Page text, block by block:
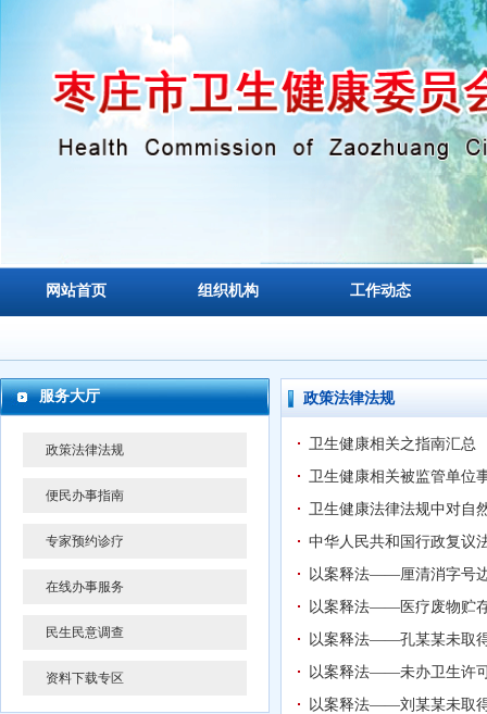
网站首页 组织机构 工作动态
服务大厅
政策法律法规
便民办事指南
专家预约诊疗
在线办事服务
民生民意调查
资料下载专区
政策法律法规
卫生健康相关之指南汇总
卫生健康相关被监管单位
卫生健康法律法规中对自
中华人民共和国行政复议
以案释法——厘清消字号
以案释法——医疗废物贮
以案释法——孔某某未取
以案释法——未办卫生许
以案释法——刘某某未取